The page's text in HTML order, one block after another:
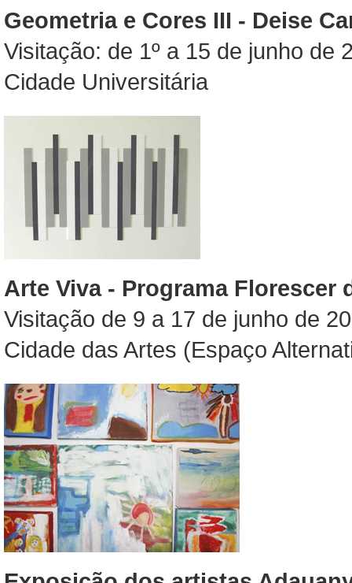
Geometria e Cores III - Deise
Visitação: de 1º a 15 de junho de
Cidade Universitária
Arte Viva - Programa Florescer
Visitação de 9 a 17 de junho de
Cidade das Artes (Espaço